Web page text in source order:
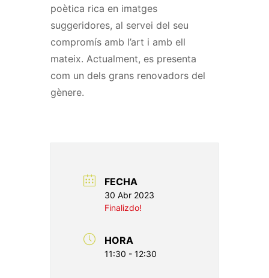
poètica rica en imatges
suggeridores, al servei del seu
compromís amb l’art i amb ell
mateix. Actualment, es presenta
com un dels grans renovadors del
gènere.
FECHA
30 Abr 2023
Finalizdo!
HORA
11:30 - 12:30